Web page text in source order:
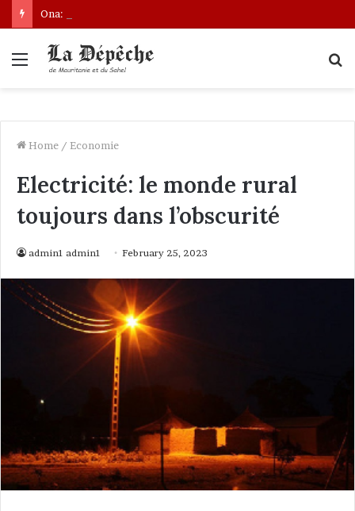
Ona: le nouveau bâtonnier installé
Menu
Home / Economie
Electricité: le monde rural
toujours dans l’obscurité
admin1 admin1 February 25, 2023